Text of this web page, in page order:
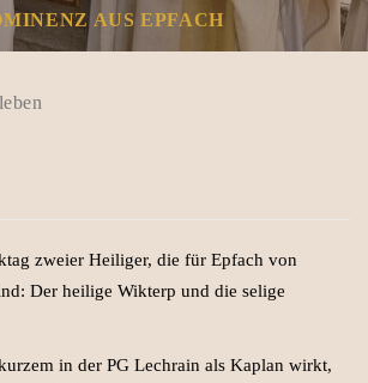
AUS EPFACH
zweier Heiliger, die für Epfach von
Der heilige Wikterp und die selige
in der PG Lechrain als Kaplan wirkt,